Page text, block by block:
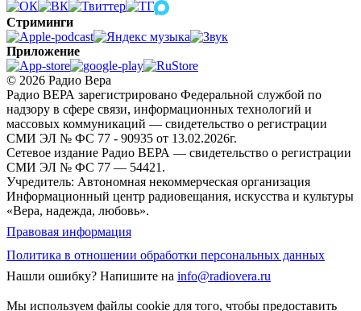
Стриминги
Приложение
© 2026 Радио Вера
Радио ВЕРА зарегистрировано Федеральной службой по
надзору в сфере связи, информационных технологий и
массовых коммуникаций — свидетельство о регистрации
СМИ ЭЛ № ФС 77 - 90935 от 13.02.2026г.
Сетевое издание Радио ВЕРА — свидетельство о регистрации
СМИ ЭЛ № ФС 77 — 54421.
Учредитель: Автономная некоммерческая организация
Информационный центр радиовещания, искусства и культуры
«Вера, надежда, любовь».
Правовая информация
Политика в отношении обработки персональных данных
Нашли ошибку? Напишите на info@radiovera.ru
Мы используем файлы cookie для того, чтобы предоставить